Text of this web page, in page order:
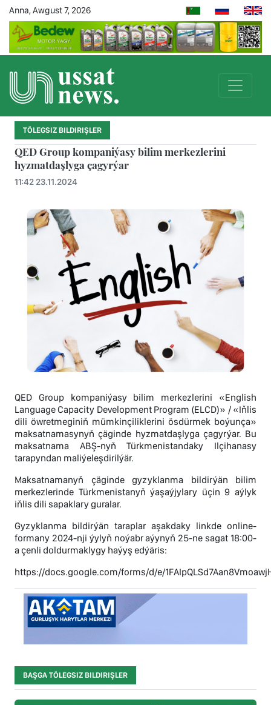
Anna, Awgust 7, 2026
TÖLEGSIZ BILDIRIŞLER
QED Group kompaniýasy bilim merkezlerini
hyzmatdaşlyga çagyrýar
11:42 23.11.2024
QED Group kompaniýasy bilim merkezlerini «English
Language Capacity Development Program (ELCD)» / «Iňlis
dili öwretmeginiň mümkinçiliklerini ösdürmek boýunça»
maksatnamasynyň çäginde hyzmatdaşlyga çagyrýar. Bu
maksatnama ABŞ-nyň Türkmenistandaky Ilçihanasy
tarapyndan maliýeleşdirilýär.
Maksatnamanyň çäginde gyzyklanma bildirýän bilim
merkezlerinde Türkmenistanyň ýaşaýjylary üçin 9 aýlyk
iňlis dili sapaklary guralar.
Gyzyklanma bildirýän taraplar aşakdaky linkde online-
formany 2024-nji ýylyň noýabr aýynyň 25-ne sagat 18:00-
a çenli doldurmaklygy haýyş edýäris:
https://docs.google.com/forms/d/e/
BAŞGA TÖLEGSIZ BILDIRIŞLER